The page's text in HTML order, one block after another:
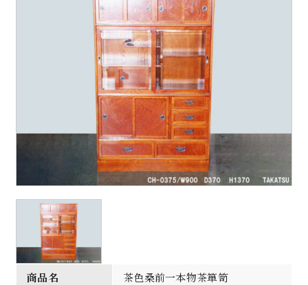
商品名
茶色桑前一本物茶箪笥